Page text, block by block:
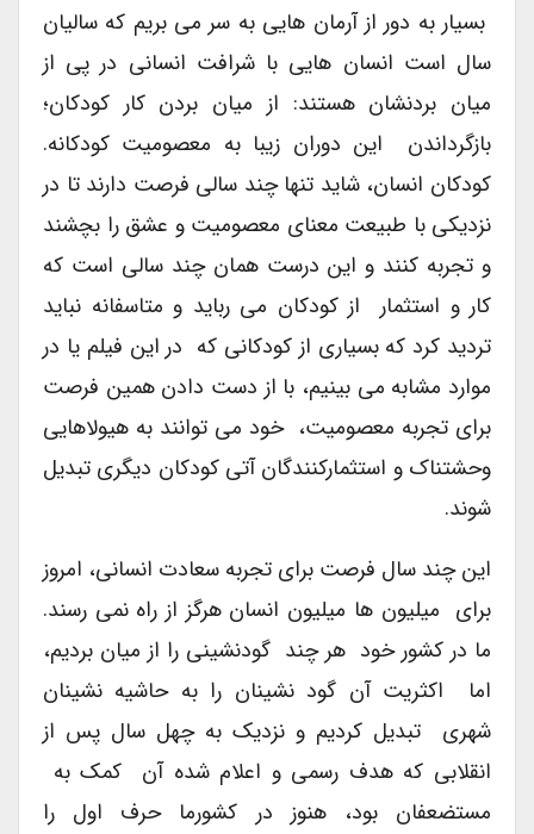
بسیار به دور از آرمان هایی به سر می بریم که سالیان
سال است انسان هایی با شرافت انسانی در پی از
میان بردنشان هستند: از میان بردن کار کودکان؛
بازگرداندن این دوران زیبا به معصومیت کودکانه.
کودکان انسان، شاید تنها چند سالی فرصت دارند تا در
نزدیکی با طبیعت معنای معصومیت و عشق را بچشند
و تجربه کنند و این درست همان چند سالی است که
کار و استثمار از کودکان می رباید و متاسفانه نباید
تردید کرد که بسیاری از کودکانی که در این فیلم یا در
موارد مشابه می بینیم، با از دست دادن همین فرصت
برای تجربه معصومیت، خود می توانند به هیولاهایی
وحشتناک و استثمارکنندگان آتی کودکان دیگری تبدیل
شوند.
این چند سال فرصت برای تجربه سعادت انسانی، امروز
برای میلیون ها میلیون انسان هرگز از راه نمی رسند.
ما در کشور خود هر چند گودنشینی را از میان بردیم،
اما اکثریت آن گود نشینان را به حاشیه نشینان
شهری تبدیل کردیم و نزدیک به چهل سال پس از
انقلابی که هدف رسمی و اعلام شده آن کمک به
مستضعفان بود، هنوز در کشورما حرف اول را